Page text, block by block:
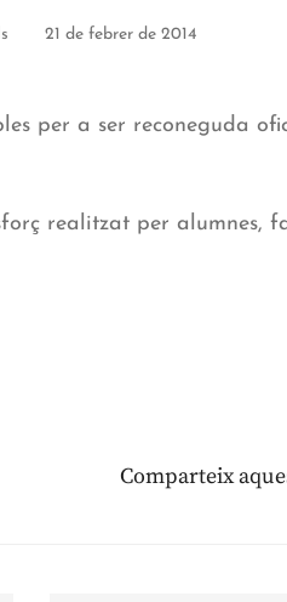
21 de febrer de 2014
per a ser reconeguda
realitzat per alumnes,
Comparteix